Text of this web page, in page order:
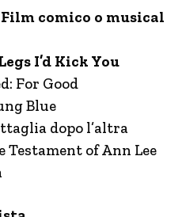
comico o musical
I’d Kick You
For Good
Blue
dopo l’altra
Testament of Ann Lee